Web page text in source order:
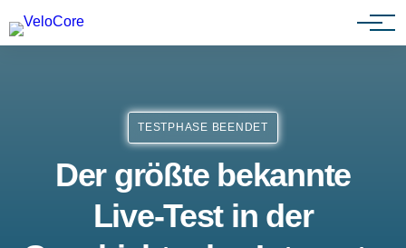
Agenturen & Webdesigner
TESTPHASE BEENDET
Der größte bekannte
Live-Test in der